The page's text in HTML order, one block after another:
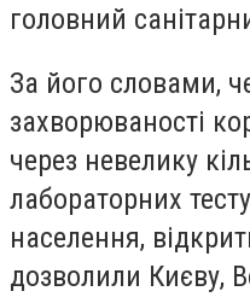
головний
За його словами,
захворюваності
через невелику
лабораторних
населення,
дозволили Києву,